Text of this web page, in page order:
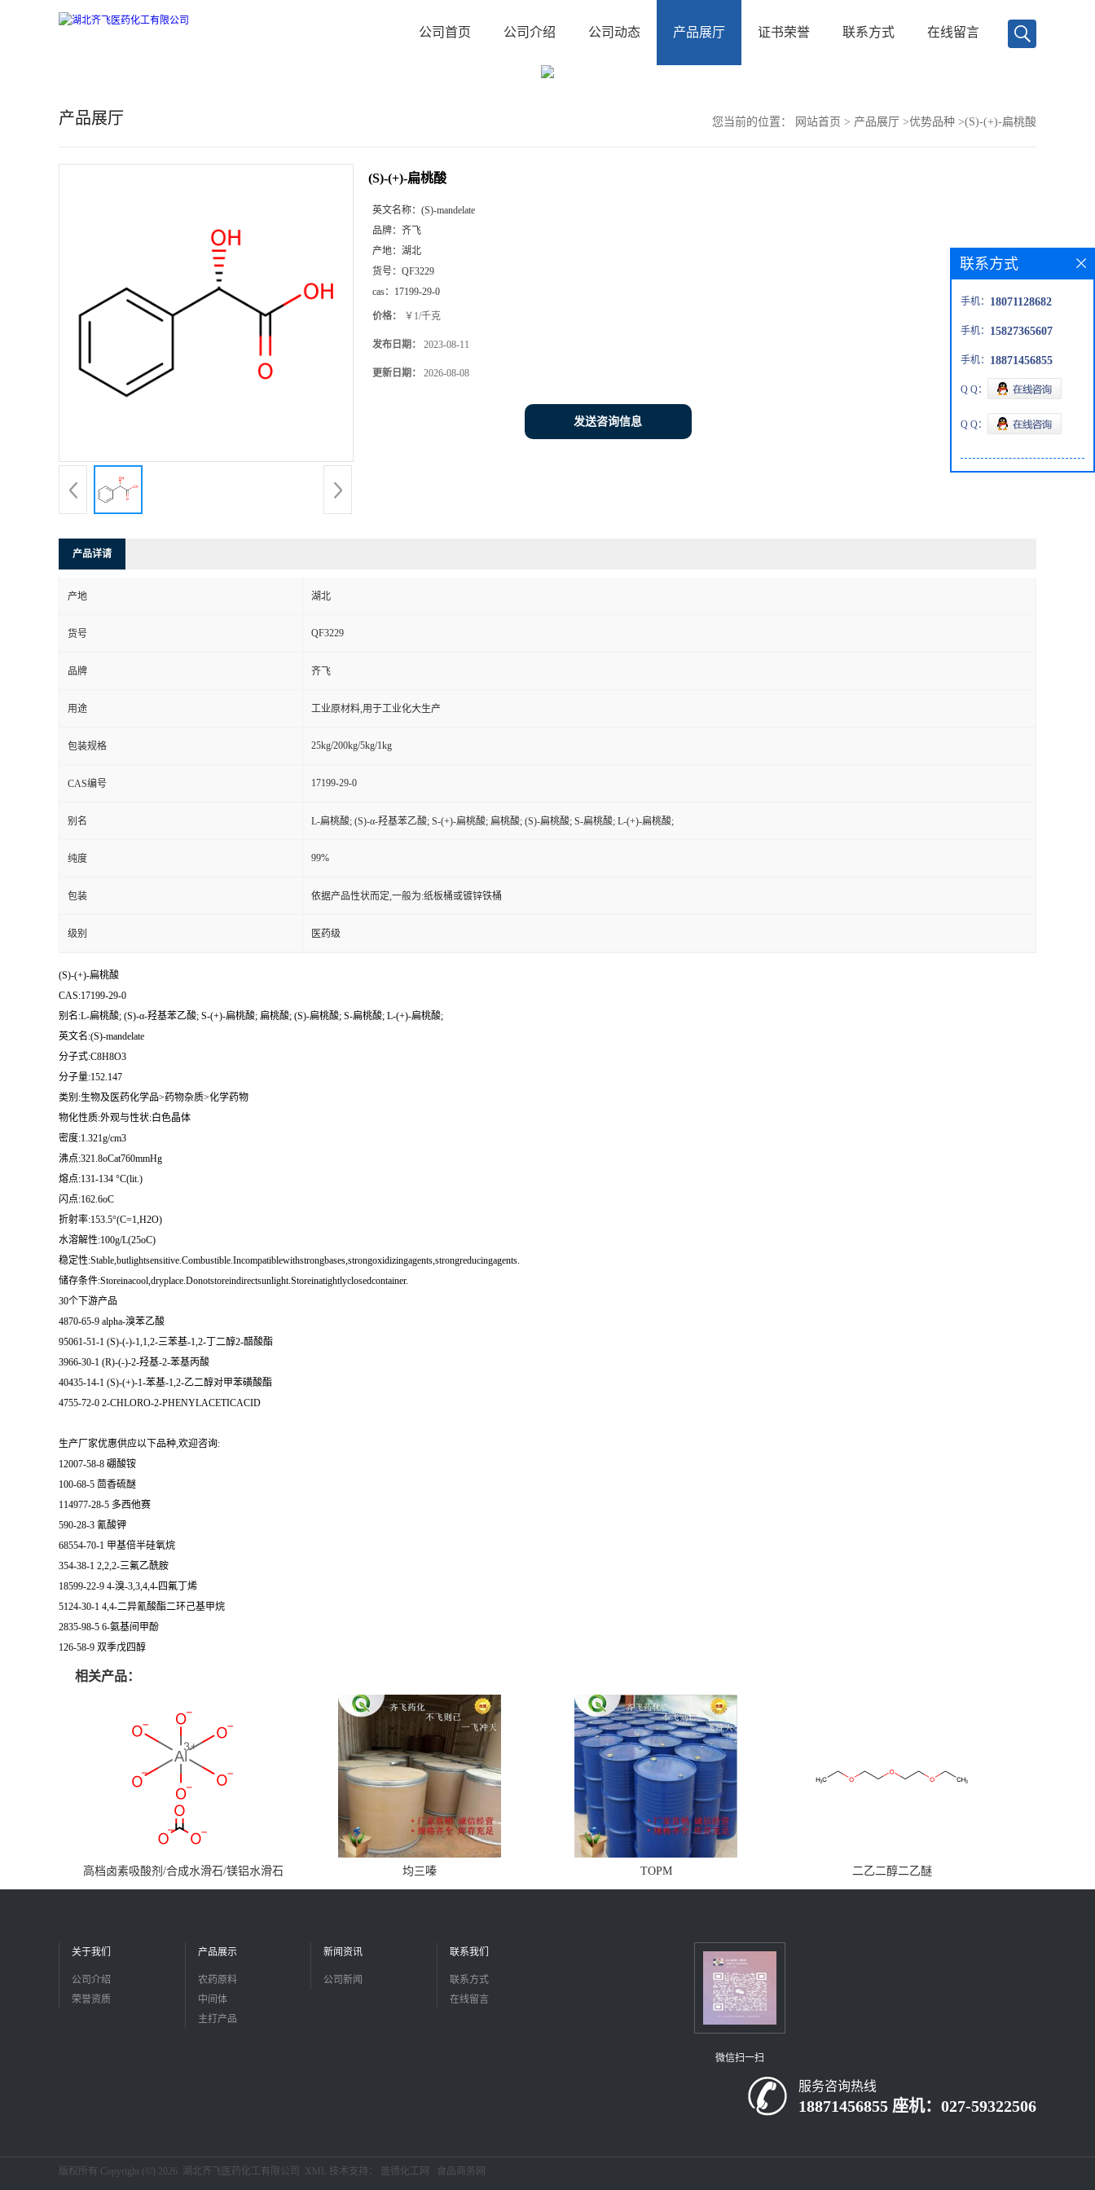
公司首页 公司介绍 公司动态 产品展厅 证书荣誉 联系方式 在线留言
产品展厅 您当前的位置： 网站首页 > 产品展厅 >优势品种 >(S)-(+)-扁桃酸
(S)-(+)-扁桃酸
英文名称： (S)-mandelate
品牌： 齐飞
产地： 湖北
货号： QF3229
cas： 17199-29-0
价格： ￥1/千克
发布日期： 2023-08-11
更新日期： 2026-08-08
发送咨询信息
产品详请
产地 湖北
货号 QF3229
品牌 齐飞
用途 工业原材料,用于工业化大生产
包装规格 25kg/200kg/5kg/1kg
CAS编号 17199-29-0
别名 L-扁桃酸; (S)-α-羟基苯乙酸; S-(+)-扁桃酸; 扁桃酸; (S)-扁桃酸; S-扁桃酸; L-(+)-扁桃酸;
纯度 99%
包装 依据产品性状而定,一般为:纸板桶或镀锌铁桶
级别 医药级
(S)-(+)-扁桃酸
CAS:17199-29-0
别名:L-扁桃酸; (S)-α-羟基苯乙酸; S-(+)-扁桃酸; 扁桃酸; (S)-扁桃酸; S-扁桃酸; L-(+)-扁桃酸;
英文名:(S)-mandelate
分子式:C8H8O3
分子量:152.147
类别:生物及医药化学品>药物杂质>化学药物
物化性质:外观与性状:白色晶体
密度:1.321g/cm3
沸点:321.8oCat760mmHg
熔点:131-134 °C(lit.)
闪点:162.6oC
折射率:153.5°(C=1,H2O)
水溶解性:100g/L(25oC)
稳定性:Stable,butlightsensitive.Combustible.Incompatiblewithstrongbases,strongoxidizingagents,strongreducingagents.
储存条件:Storeinacool,dryplace.Donotstoreindirectsunlight.Storeinatightlyclosedcontainer.
30个下游产品
4870-65-9 alpha-溴苯乙酸
95061-51-1 (S)-(-)-1,1,2-三苯基-1,2-丁二醇2-醋酸酯
3966-30-1 (R)-(-)-2-羟基-2-苯基丙酸
40435-14-1 (S)-(+)-1-苯基-1,2-乙二醇对甲苯磺酸酯
4755-72-0 2-CHLORO-2-PHENYLACETICACID
生产厂家优惠供应以下品种,欢迎咨询:
12007-58-8 硼酸铵
100-68-5 茴香硫醚
114977-28-5 多西他赛
590-28-3 氰酸钾
68554-70-1 甲基倍半硅氧烷
354-38-1 2,2,2-三氟乙酰胺
18599-22-9 4-溴-3,3,4,4-四氟丁烯
5124-30-1 4,4-二异氰酸酯二环己基甲烷
2835-98-5 6-氨基间甲酚
126-58-9 双季戊四醇
相关产品：
高档卤素吸酸剂/合成水滑石/镁铝水滑石 均三嗪 TOPM 二乙二醇二乙醚
联系方式
手机： 18071128682
手机： 15827365607
手机： 18871456855
Q Q：
Q Q：
关于我们
公司介绍
荣誉资质
产品展示
农药原料
中间体
主打产品
新闻资讯
公司新闻
联系我们
联系方式
在线留言
微信扫一扫
服务咨询热线
18871456855 座机：027-59322506
版权所有 Copyright (©) 2026 湖北齐飞医药化工有限公司 XML 技术支持： 盖德化工网 食品商务网